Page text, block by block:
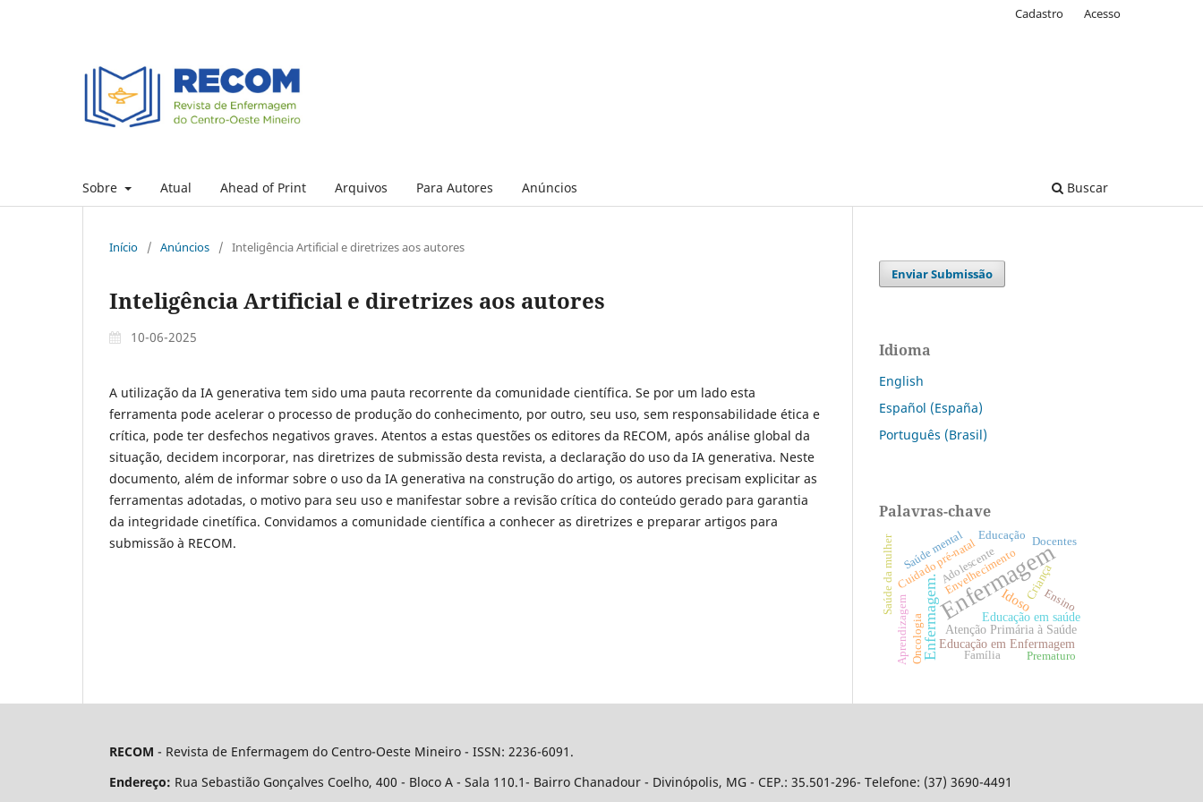
Sobre Atual Ahead of Print Arquivos Para Autores Anúncios Buscar
Cadastro Acesso
Início / Anúncios / Inteligência Artificial e diretrizes aos autores
Inteligência Artificial e diretrizes aos autores
10-06-2025
A utilização da IA generativa tem sido uma pauta recorrente da comunidade científica. Se por um lado esta
ferramenta pode acelerar o processo de produção do conhecimento, por outro, seu uso, sem responsabilidade ética e
crítica, pode ter desfechos negativos graves. Atentos a estas questões os editores da RECOM, após análise global da
situação, decidem incorporar, nas diretrizes de submissão desta revista, a declaração do uso da IA generativa. Neste
documento, além de informar sobre o uso da IA generativa na construção do artigo, os autores precisam explicitar as
ferramentas adotadas, o motivo para seu uso e manifestar sobre a revisão crítica do conteúdo gerado para garantia
da integridade cinetífica. Convidamos a comunidade científica a conhecer as diretrizes e preparar artigos para
submissão à RECOM.
Enviar Submissão
Idioma
English
Español (España)
Português (Brasil)
Palavras-chave
Enfermagem
Enfermagem. Idoso
Atenção Primária à Saúde
Criança
Educação em Enfermagem
Educação em saúde
Cuidado pré-natalEnvelhecimento
Saúde da mulher Adolescente
Família
Ensino
Saúde mental
Oncologia
Docentes
Prematuro
Aprendizagem
Educação
RECOM - Revista de Enfermagem do Centro-Oeste Mineiro - ISSN: 2236-6091.
Endereço: Rua Sebastião Gonçalves Coelho, 400 - Bloco A - Sala 110.1- Bairro Chanadour - Divinópolis, MG - CEP.: 35.501-296- Telefone: (37) 3690-4491